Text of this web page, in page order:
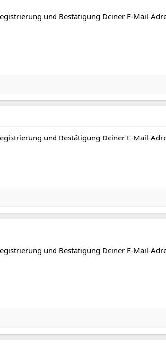
und Bestätigung Deiner E-Mail-
und Bestätigung Deiner E-Mail-
und Bestätigung Deiner E-Mail-